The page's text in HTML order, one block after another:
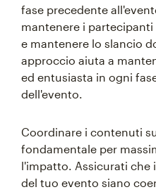
fase precedente
mantenere i
e mantenere lo slancio
approccio aiuta a
ed entusiasta in ogni
dell'evento.
Coordinare i contenuti
fondamentale per
l'impatto. Assicurati che
del tuo evento siano